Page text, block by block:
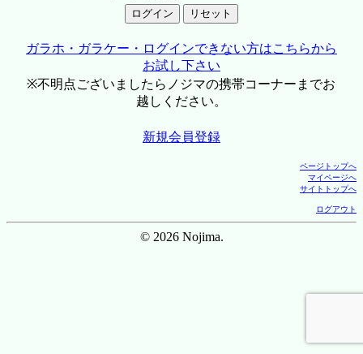
ガラホ・ガラケー・ログインできない方はこちらから
お試し下さい
※不明点ございましたらノジマの携帯コーナーまでお
越しください。
新規会員登録
ページトップへ
マイページへ
サイトトップへ
ログアウト
© 2026 Nojima.